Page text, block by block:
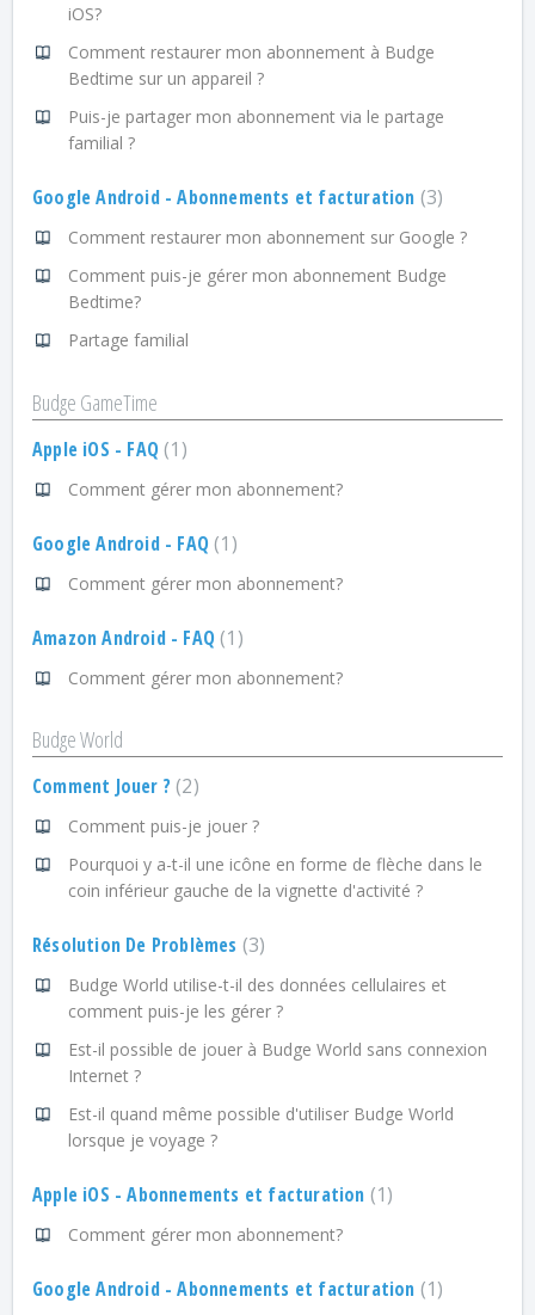
iOS?
Comment restaurer mon abonnement à Budge
Bedtime sur un appareil ?
Puis-je partager mon abonnement via le partage
familial ?
Google Android - Abonnements et facturation 3
Comment restaurer mon abonnement sur Google ?
Comment puis-je gérer mon abonnement Budge
Bedtime?
Partage familial
Budge GameTime
Apple iOS - FAQ 1
Comment gérer mon abonnement?
Google Android - FAQ 1
Comment gérer mon abonnement?
Amazon Android - FAQ 1
Comment gérer mon abonnement?
Budge World
Comment Jouer ? 2
Comment puis-je jouer ?
Pourquoi y a-t-il une icône en forme de flèche dans le
coin inférieur gauche de la vignette d'activité ?
Résolution De Problèmes 3
Budge World utilise-t-il des données cellulaires et
comment puis-je les gérer ?
Est-il possible de jouer à Budge World sans connexion
Internet ?
Est-il quand même possible d'utiliser Budge World
lorsque je voyage ?
Apple iOS - Abonnements et facturation 1
Comment gérer mon abonnement?
Google Android - Abonnements et facturation 1